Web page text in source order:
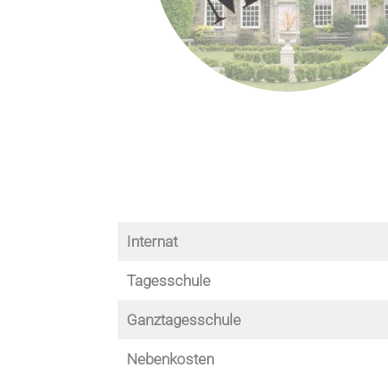
Internat
Tagesschule
Ganztagesschule
Nebenkosten